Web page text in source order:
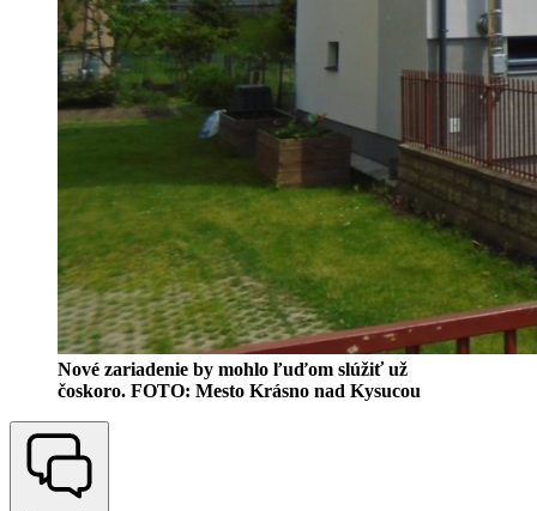
Nové zariadenie by mohlo ľuďom slúžiť už
čoskoro. FOTO: Mesto Krásno nad Kysucou